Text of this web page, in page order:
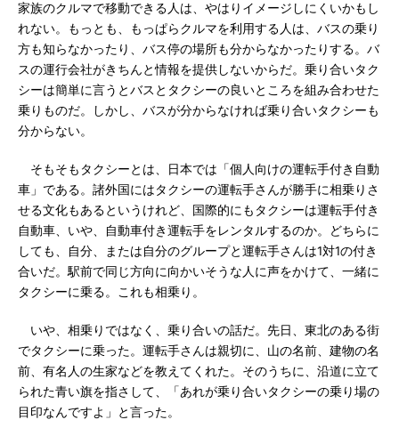
家族のクルマで移動できる人は、やはりイメージしにくいかもし
れない。もっとも、もっぱらクルマを利用する人は、バスの乗り
方も知らなかったり、バス停の場所も分からなかったりする。バ
スの運行会社がきちんと情報を提供しないからだ。乗り合いタク
シーは簡単に言うとバスとタクシーの良いところを組み合わせた
乗りものだ。しかし、バスが分からなければ乗り合いタクシーも
分からない。
そもそもタクシーとは、日本では「個人向けの運転手付き自動
車」である。諸外国にはタクシーの運転手さんが勝手に相乗りさ
せる文化もあるというけれど、国際的にもタクシーは運転手付き
自動車、いや、自動車付き運転手をレンタルするのか。どちらに
しても、自分、または自分のグループと運転手さんは1対1の付き
合いだ。駅前で同じ方向に向かいそうな人に声をかけて、一緒に
タクシーに乗る。これも相乗り。
いや、相乗りではなく、乗り合いの話だ。先日、東北のある街
でタクシーに乗った。運転手さんは親切に、山の名前、建物の名
前、有名人の生家などを教えてくれた。そのうちに、沿道に立て
られた青い旗を指さして、「あれが乗り合いタクシーの乗り場の
目印なんですよ」と言った。